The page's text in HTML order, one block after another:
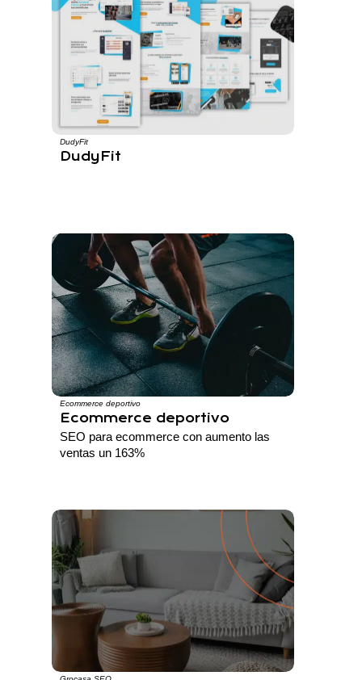
DudyFit
DudyFit
Ecommerce deportivo
Ecommerce deportivo
SEO para ecommerce con aumento las
ventas un 163%